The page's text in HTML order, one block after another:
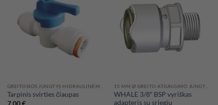
Tarpinis svirties čiaupas
7,00€
WHALE 3/8″ BSP vyriškas
adapteris su sriegiu